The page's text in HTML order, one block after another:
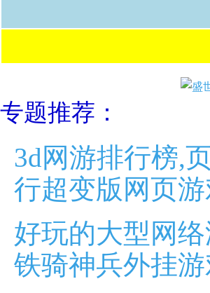
专题推荐：
3d网游排行榜,
行超变版网页游
好玩的大型网
铁骑神兵外挂